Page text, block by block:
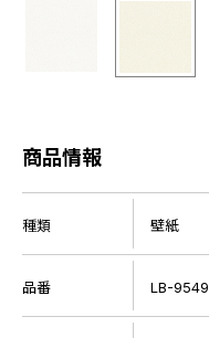
商品情報
種類 壁紙
品番 LB-9549